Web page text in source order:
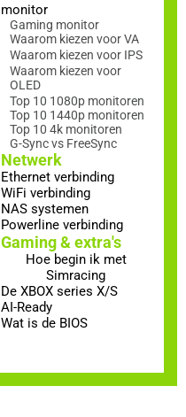
monitor
Gaming monitor
Waarom kiezen voor VA
Waarom kiezen voor IPS
Waarom kiezen voor
OLED
Top 10 1080p monitoren
Top 10 1440p monitoren
Top 10 4k monitoren
G-Sync vs FreeSync
Netwerk
Ethernet verbinding
WiFi verbinding
NAS systemen
Powerline verbinding
Gaming & extra's
Hoe begin ik met
Simracing
De XBOX series X/S
AI-Ready
Wat is de BIOS